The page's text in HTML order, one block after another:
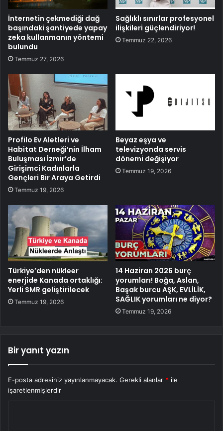
İnternetin çekmediği dağ
başındaki şantiyede yapay
zeka kullanmanın yöntemi
bulundu
Temmuz 27, 2026
Sağlıklı sınırlar profesyonel
ilişkileri güçlendiriyor!
Temmuz 22, 2026
Profilo Ev Aletleri ve
Habitat Derneği’nin İlham
Buluşması İzmir’de
Girişimci Kadınlarla
Gençleri Bir Araya Getirdi
Temmuz 19, 2026
Beyaz eşya ve
televizyonda servis
dönemi değişiyor
Temmuz 19, 2026
Türkiye’den nükleer
enerjide Kanada ortaklığı:
Yerli SMR geliştirilecek
Temmuz 19, 2026
14 Haziran 2026 burç
yorumları! Boğa, Aslan,
Başak burcu AŞK, EVLİLİK,
SAĞLIK yorumları ne diyor?
Temmuz 19, 2026
Bir yanıt yazın
E-posta adresiniz yayınlanmayacak. Gerekli alanlar * ile
işaretlenmişlerdir